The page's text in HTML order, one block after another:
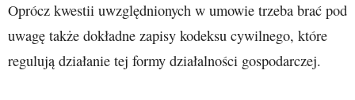
Oprócz kwestii uwzględnionych w umowie trzeba brać pod
uwagę także dokładne zapisy kodeksu cywilnego, które
regulują działanie tej formy działalności gospodarczej.